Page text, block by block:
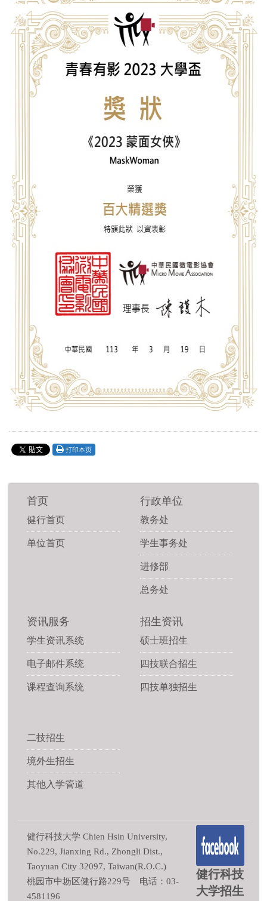
打印本页
首页
健行首页
单位首页
行政单位
教务处
学生事务处
进修部
总务处
资讯服务
学生资讯系统
电子邮件系统
课程查询系统
招生资讯
硕士班招生
四技联合招生
四技单独招生
二技招生
境外生招生
其他入学管道
健行科技大学 Chien Hsin University,
No.229, Jianxing Rd., Zhongli Dist.,
Taoyuan City 32097, Taiwan(R.O.C.)
桃园市中坜区健行路229号 电话：03-
4581196
健行科技
大学招生